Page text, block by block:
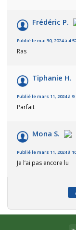
Frédéric P.
Publié le mai 30, 2024 à
Ras
Tiphanie H.
Publié le mars 11, 2024 à
Parfait
Mona S.
Publié le mars 11, 2024 à
Je l’ai pas encore lu